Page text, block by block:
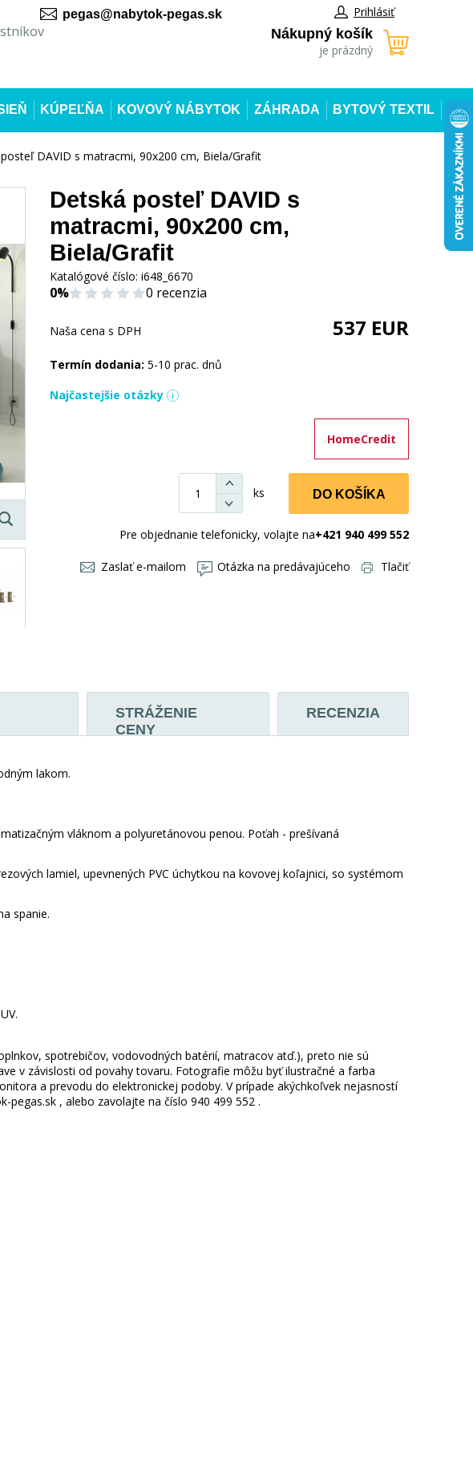
pegas@nabytok-pegas.sk Prihlásiť
Nákupný košík
je prázdný
KÚPEĽŇA KOVOVÝ NÁBYTOK ZÁHRADA BYTOVÝ TEXTIL
DAVID s matracmi, 90x200 cm, Biela/Grafit
Detská posteľ DAVID s
matracmi, 90x200 cm,
Biela/Grafit
Katalógové číslo: i648_6670
0% 0 recenzia
Naša cena s DPH 537 EUR
Termín dodania: 5-10 prac. dnů
Najčastejšie otázky
HomeCredit
ks DO KOŠÍKA
Pre objednanie telefonicky, volajte na+421 940 499 552
Zaslať e-mailom Otázka na predávajúceho Tlačiť
STRÁŽENIE
CENY
RECENZIA
lakom.
vláknom a polyuretánovou penou. Poťah - prešívaná
lamiel, upevnených PVC úchytkou na kovovej koľajnici, so systémom
spanie.
spotrebičov, vodovodných batérií, matracov atď.), preto nie sú
v závislosti od povahy tovaru. Fotografie môžu byť ilustračné a farba
a prevodu do elektronickej podoby. V prípade akýchkoľvek nejasností
, alebo zavolajte na číslo 940 499 552 .